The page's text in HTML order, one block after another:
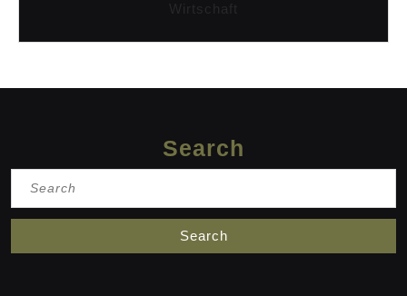
Wirtschaft
Search